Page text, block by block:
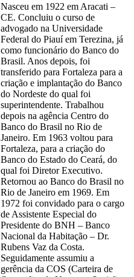
Nasceu em 1922 em Aracati –
CE. Concluiu o curso de
advogado na Universidade
Federal do Piauí em Terezina, já
como funcionário do Banco do
Brasil. Anos depois, foi
transferido para Fortaleza para a
criação e implantação do Banco
do Nordeste do qual foi
superintendente. Trabalhou
depois na agência Centro do
Banco do Brasil no Rio de
Janeiro. Em 1963 voltou para
Fortaleza, para a criação do
Banco do Estado do Ceará, do
qual foi Diretor Executivo.
Retornou ao Banco do Brasil no
Rio de Janeiro em 1969. Em
1972 foi convidado para o cargo
de Assistente Especial do
Presidente do BNH – Banco
Nacional da Habitação – Dr.
Rubens Vaz da Costa.
Seguidamente assumiu a
gerência da COS (Carteira de